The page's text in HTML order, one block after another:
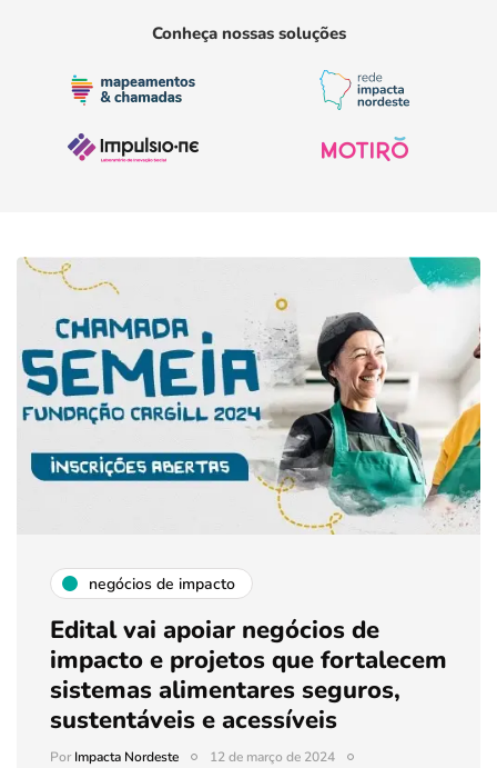
Conheça nossas soluções
negócios de impacto
Edital vai apoiar negócios de
impacto e projetos que fortalecem
sistemas alimentares seguros,
sustentáveis e acessíveis
PorImpacta Nordeste
12 de março de 2024